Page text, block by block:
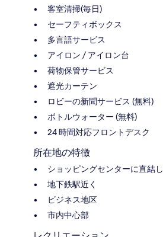
客室清掃(毎日)
セーフティボックス
多言語サービス
アイロン / アイロン台
荷物保管サービス
遮光カーテン
ロビーの新聞サービス (無料)
ボトルウォーター (無料)
24 時間対応フロントデスク
所在地の特徴
ショッピングセンターに直結
地下鉄駅近く
ビジネス地区
市内中心部